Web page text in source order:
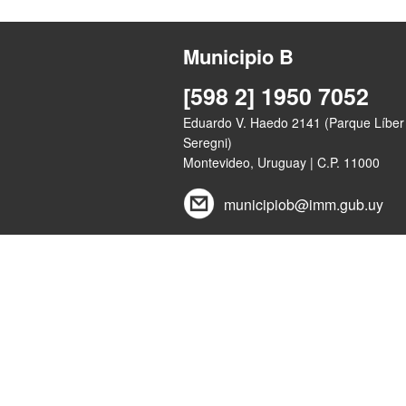
Municipio B
[598 2] 1950 7052
Eduardo V. Haedo 2141 (Parque Líber
Seregni)
Montevideo, Uruguay | C.P. 11000
municipiob@imm.gub.uy